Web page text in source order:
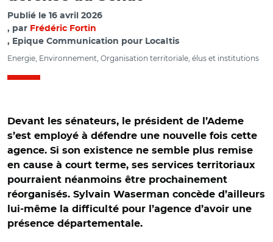
Publié le 16 avril 2026
par Frédéric Fortin
, Epique Communication pour Localtis
Energie, Environnement, Organisation territoriale, élus et institutions
Devant les sénateurs, le président de l’Ademe
s’est employé à défendre une nouvelle fois cette
agence. Si son existence ne semble plus remise
en cause à court terme, ses services territoriaux
pourraient néanmoins être prochainement
réorganisés. Sylvain Waserman concède d’ailleurs
lui-même la difficulté pour l’agence d’avoir une
présence départementale.
© Capture vidéo Sénat/ Audition de Sylvain Waserman